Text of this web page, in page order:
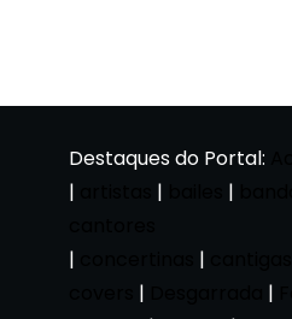
Destaques do Portal:
|
| |
|
|
| |